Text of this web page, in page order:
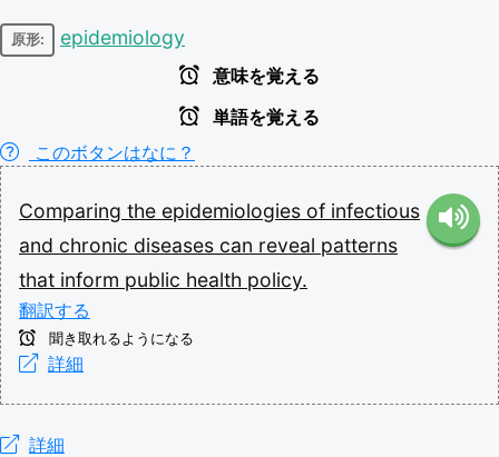
原形: epidemiology
意味を覚える
単語を覚える
このボタンはなに？
Comparing the epidemiologies of infectious
and chronic diseases can reveal patterns
that inform public health policy.
翻訳する
聞き取れるようになる
詳細
詳細